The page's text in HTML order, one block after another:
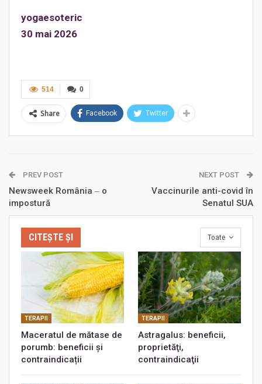
yogaesoteric
30 mai 2026
0
514
Share Facebook Twitter
PREV POST
Newsweek România ‒ o
impostură
NEXT POST
Vaccinurile anti-covid în
Senatul SUA
Toate
CITEȘTE ȘI
TERAPII
Maceratul de mătase de
porumb: beneficii și
contraindicații
TERAPII
Astragalus: beneficii,
proprietăţi,
contraindicaţii